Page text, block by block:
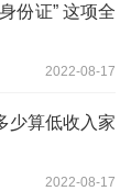
份证” 这项全
2022-08-17
少算低收入家
2022-08-17